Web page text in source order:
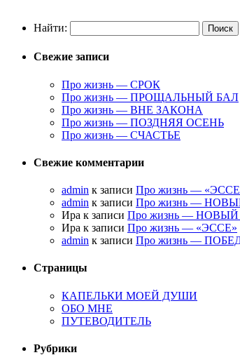
Найти:
Свежие записи
Про жизнь — СРОК
Про жизнь — ПРОЩАЛЬНЫЙ БАЛ
Про жизнь — ВНЕ ЗАКОНА
Про жизнь — ПОЗДНЯЯ ОСЕНЬ
Про жизнь — СЧАСТЬЕ
Свежие комментарии
admin к записи Про жизнь —
admin к записи Про жизнь —
Ира к записи Про жизнь —
Ира к записи Про жизнь — «ЭССЕ»
admin к записи Про жизнь —
Страницы
КАПЕЛЬКИ МОЕЙ ДУШИ
ОБО МНЕ
ПУТЕВОДИТЕЛЬ
Рубрики